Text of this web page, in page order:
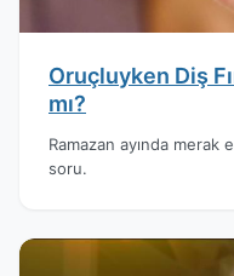
Oruçluyken Diş
mı?
Ramazan ayında merak
soru.